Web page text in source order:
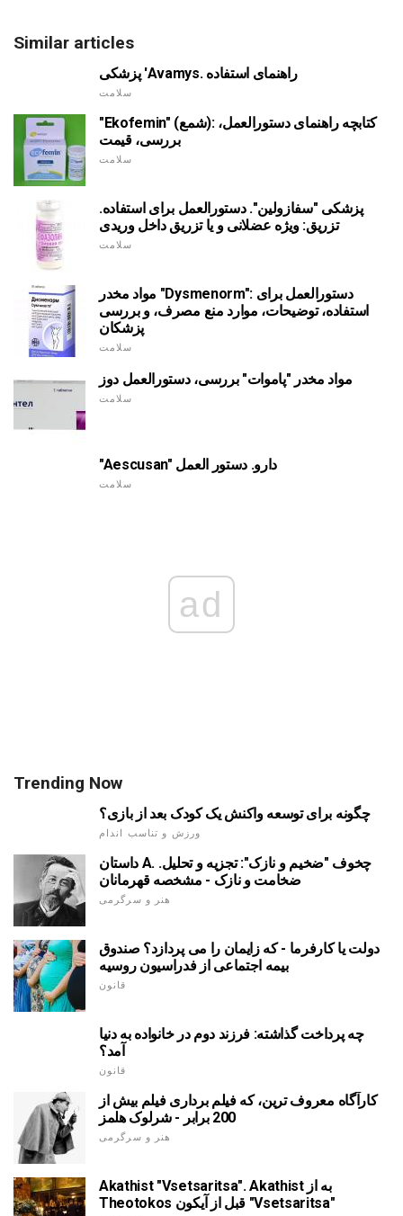
Similar articles
پزشکی 'Avamys. راهنمای استفاده
سلامت
"Ekofemin" (شمع): کتابچه راهنمای دستورالعمل،
بررسی، قیمت
سلامت
پزشکی "سفازولین". دستورالعمل برای استفاده.
تزریق: ویژه عضلانی و یا تزریق داخل وریدی
سلامت
مواد مخدر "Dysmenorm": دستورالعمل برای
استفاده، توضیحات، موارد منع مصرف، و بررسی
پزشکان
سلامت
مواد مخدر "پاموات" بررسی، دستورالعمل دوز
سلامت
"Aescusan" دارو. دستور العمل
سلامت
ad
Trending Now
چگونه برای توسعه واکنش یک کودک بعد از بازی؟
ورزش و تناسب اندام
داستان A. چخوف "ضخیم و نازک": تجزیه و تحلیل.
ضخامت و نازک - مشخصه قهرمانان
هنر و سرگرمی
دولت یا کارفرما - که زایمان را می پردازد؟ صندوق
بیمه اجتماعی از فدراسیون روسیه
قانون
چه پرداخت گذاشته: فرزند دوم در خانواده به دنیا
آمد؟
قانون
کارآگاه معروف ترین، که فیلم برداری فیلم بیش از
200 برابر - شرلوک هلمز
هنر و سرگرمی
Akathist "Vsetsaritsa". Akathist به از
Theotokos قبل از آیکون "Vsetsaritsa"